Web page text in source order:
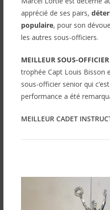
apprécié de ses pairs,
populaire, pour son
les autres sous-officiers.
MEILLEUR SOUS-
trophée Capt Louis Bisson
sous-officier senior qui
performance a été
MEILLEUR CADET